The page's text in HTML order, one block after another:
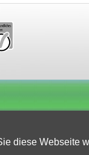
diese Webseite